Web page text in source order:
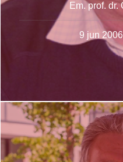
Em. prof. dr.
9 jun